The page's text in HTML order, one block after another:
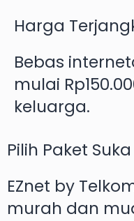
Harga
Bebas
mulai
keluarga.
Pilih Paket
EZnet by
murah dan